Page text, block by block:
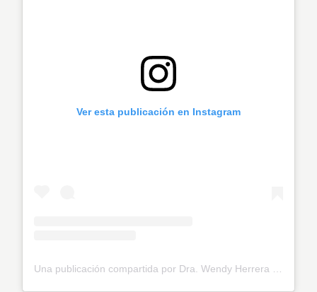
Ver esta publicación en Instagram
Una publicación compartida por Dra. Wendy Herrera | La Abogada de los Colombianos (@wendy_herrera_lawyer)